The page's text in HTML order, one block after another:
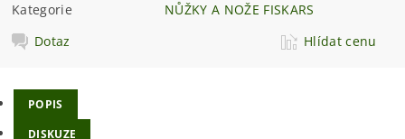
Kategorie
NŮŽKY A NOŽE FISKARS
Dotaz
Hlídat cenu
POPIS
DISKUZE